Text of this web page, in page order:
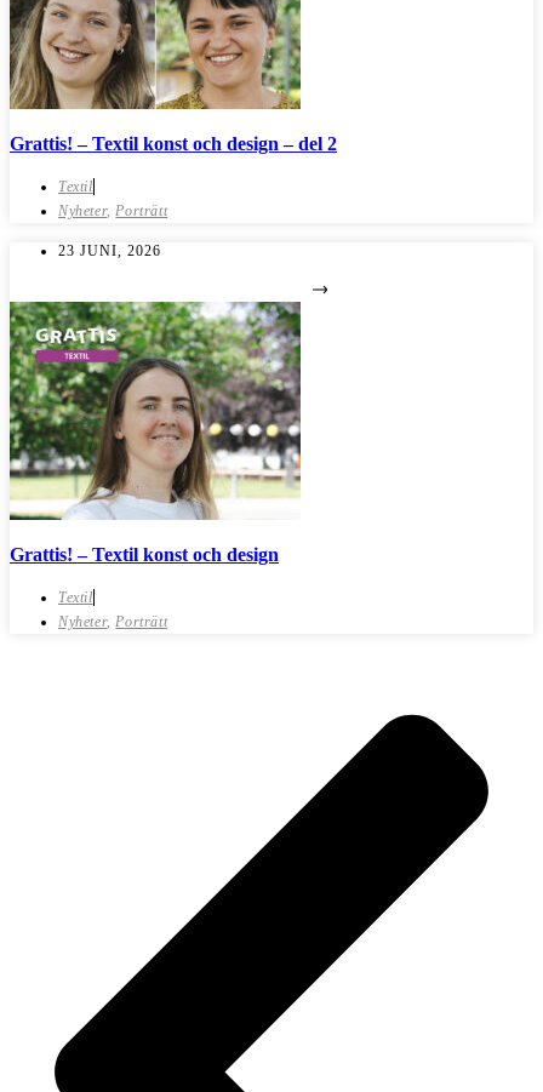
Grattis! – Textil konst och design – del 2
Textil
Nyheter,Porträtt
23 JUNI, 2026
Grattis! – Textil konst och design
Textil
Nyheter,Porträtt